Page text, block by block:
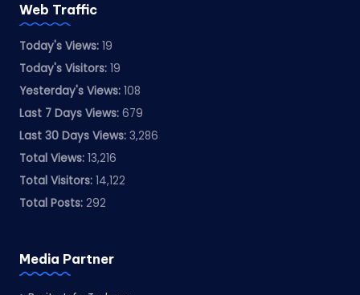
Web Traffic
Today's Views: 19
Today's Visitors: 19
Yesterday's Views: 108
Last 7 Days Views: 679
Last 30 Days Views: 3,286
Total Views: 13,216
Total Visitors: 14,122
Total Posts: 292
Media Partner